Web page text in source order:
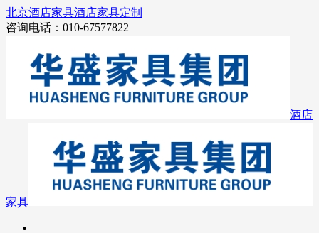
北京酒店家具酒店家具定制
咨询电话：010-67577822
酒店
家具